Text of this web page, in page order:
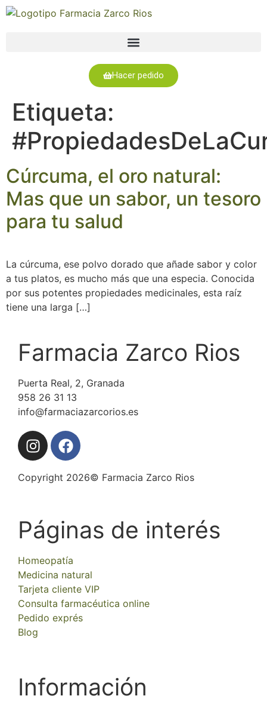
Hacer pedido
Etiqueta:
Cúrcuma, el oro natural:
Mas que un sabor, un tesoro
para tu salud
La cúrcuma, ese polvo dorado que añade sabor y color
a tus platos, es mucho más que una especia. Conocida
por sus potentes propiedades medicinales, esta raíz
tiene una larga […]
Farmacia Zarco Rios
Puerta Real, 2, Granada
958 26 31 13
info@farmaciazarcorios.es
Copyright 2026© Farmacia Zarco Rios
Páginas de interés
Homeopatía
Medicina natural
Tarjeta cliente VIP
Consulta farmacéutica online
Pedido exprés
Blog
Información